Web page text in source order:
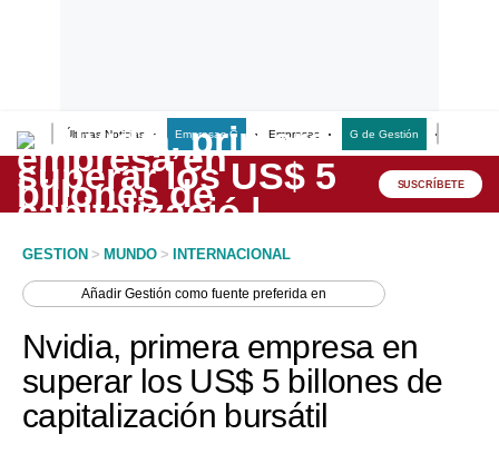
Últimas Noticias Empresas G Empresas G de Gestión
Lo último
Peru Quiosco
Economía
Mercados
SUSCRÍBETE
GESTION > MUNDO > INTERNACIONAL
AñadirGestión como fuente preferida en
Nvidia, primera empresa en
superar los US$ 5 billones de
capitalización bursátil